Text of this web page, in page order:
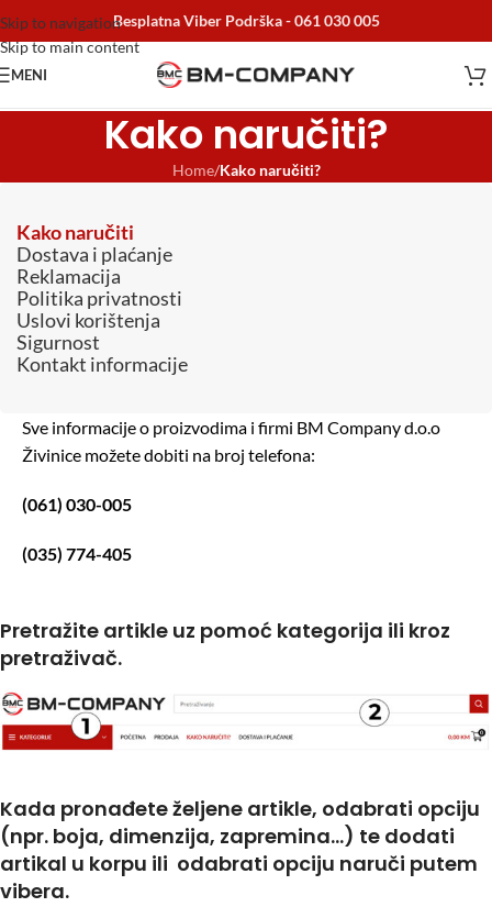
Skip to navigation
Skip to main content
Besplatna Viber Podrška -061 030 005
MENI
Kako naručiti?
Home/Kako naručiti?
Kako naručiti
Dostava i plaćanje
Reklamacija
Politika privatnosti
Uslovi korištenja
Sigurnost
Kontakt informacije
Sve informacije o proizvodima i firmi BM Company d.o.o
Živinice možete dobiti na broj telefona:
(061) 030-005
(035) 774-405
Pretražite artikle uz pomoć kategorija ili kroz
pretraživač.
Kada pronađete željene artikle, odabrati opciju
(npr. boja, dimenzija, zapremina...) te dodati
artikal u korpu ili odabrati opciju naruči putem
vibera.